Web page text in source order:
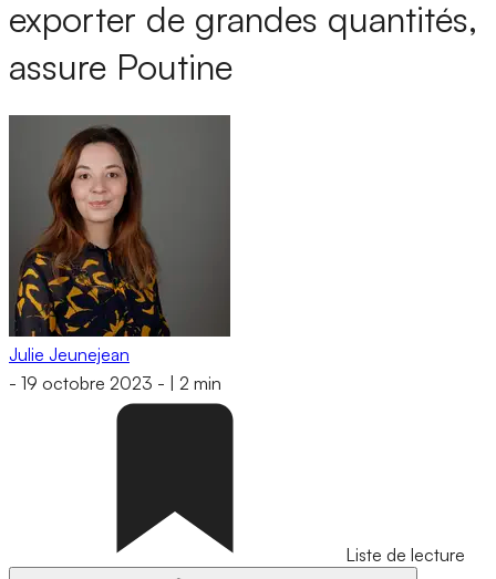
exporter de grandes quantités,
assure Poutine
Julie Jeunejean
- 19 octobre 2023 - 2 min
Liste de lecture